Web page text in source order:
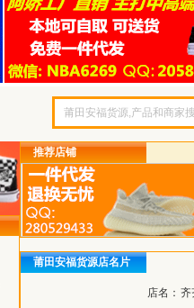
推荐店铺
莆田安福货源店名片
店名： 齐